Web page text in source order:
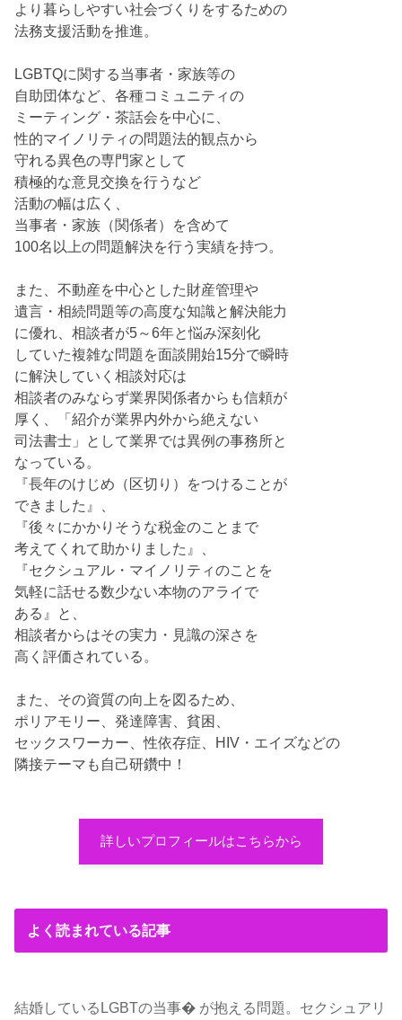
より暮らしやすい社会づくりをするための
法務支援活動を推進。
LGBTQに関する当事者・家族等の
自助団体など、各種コミュニティの
ミーティング・茶話会を中心に、
性的マイノリティの問題法的観点から
守れる異色の専門家として
積極的な意見交換を行うなど
活動の幅は広く、
当事者・家族（関係者）を含めて
100名以上の問題解決を行う実績を持つ。
また、不動産を中心とした財産管理や
遺言・相続問題等の高度な知識と解決能力
に優れ、相談者が5～6年と悩み深刻化
していた複雑な問題を面談開始15分で瞬時
に解決していく相談対応は
相談者のみならず業界関係者からも信頼が
厚く、「紹介が業界内外から絶えない
司法書士」として業界では異例の事務所と
なっている。
『長年のけじめ（区切り）をつけることが
できました』、
『後々にかかりそうな税金のことまで
考えてくれて助かりました』、
『セクシュアル・マイノリティのことを
気軽に話せる数少ない本物のアライで
ある』と、
相談者からはその実力・見識の深さを
高く評価されている。
また、その資質の向上を図るため、
ポリアモリー、発達障害、貧困、
セックスワーカー、性依存症、HIV・エイズなどの
隣接テーマも自己研鑽中！
詳しいプロフィールはこちらから
よく読まれている記事
結婚しているLGBTの当事� が抱える問題。セクシュアリ